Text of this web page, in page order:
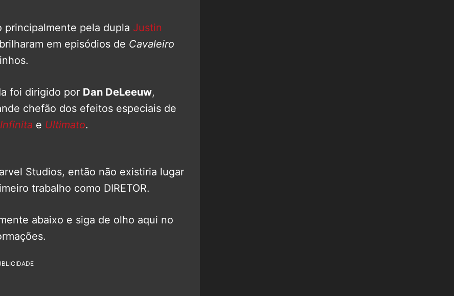
pela dupla Justin
em episódios de Cavaleiro
foi dirigido por Dan DeLeeuw,
chefão dos efeitos especiais de
e Ultimato.
Studios, então não existiria lugar
trabalho como DIRETOR.
abaixo e siga de olho aqui no